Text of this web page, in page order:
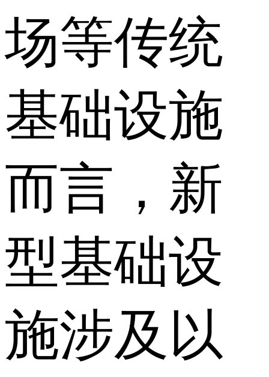
场等传统
基础设施
而言，新
型基础设
施涉及以